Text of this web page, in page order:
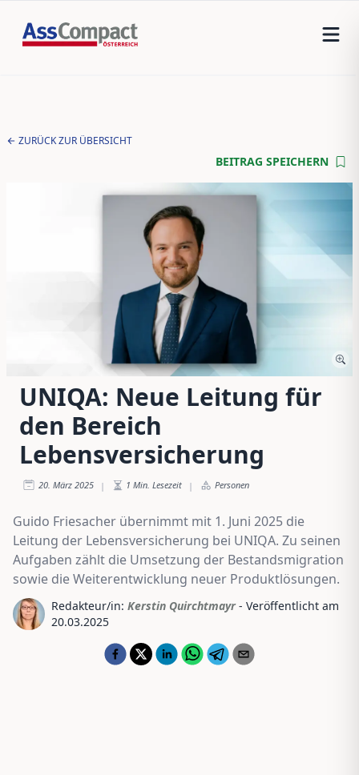
ZURÜCK ZUR ÜBERSICHT
BEITRAG SPEICHERN
UNIQA: Neue Leitung für
den Bereich
Lebensversicherung
20. März 2025 | 1 Min. Lesezeit | Personen
Guido Friesacher übernimmt mit 1. Juni 2025 die
Leitung der Lebensversicherung bei UNIQA. Zu seinen
Aufgaben zählt die Umsetzung der Bestandsmigration
sowie die Weiterentwicklung neuer Produktlösungen.
Redakteur/in: Kerstin Quirchtmayr - Veröffentlicht am
20.03.2025